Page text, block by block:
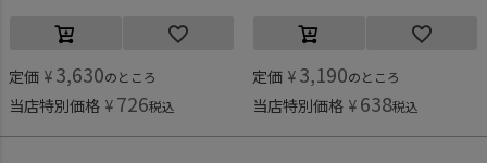
定価 ¥ 3,630のところ
当店特別価格 ¥ 726税込
定価 ¥ 3,190のところ
当店特別価格 ¥ 638税込